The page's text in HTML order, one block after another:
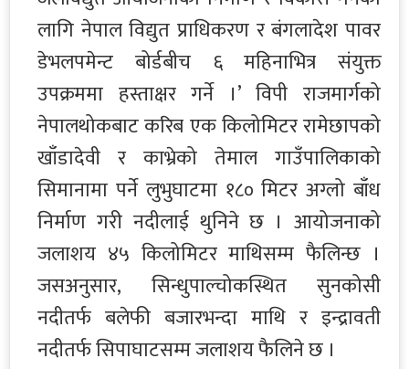
लागि नेपाल विद्युत प्राधिकरण र बंगलादेश पावर
डेभलपमेन्ट बोर्डबीच ६ महिनाभित्र संयुक्त
उपक्रममा हस्ताक्षर गर्ने ।’ विपी राजमार्गको
नेपालथोकबाट करिब एक किलोमिटर रामेछापको
खाँडादेवी र काभ्रेको तेमाल गाउँपालिकाको
सिमानामा पर्ने लुभुघाटमा १८० मिटर अग्लो बाँध
निर्माण गरी नदीलाई थुनिने छ । आयोजनाको
जलाशय ४५ किलोमिटर माथिसम्म फैलिन्छ ।
जसअनुसार, सिन्धुपाल्चोकस्थित सुनकोसी
नदीतर्फ बलेफी बजारभन्दा माथि र इन्द्रावती
नदीतर्फ सिपाघाटसम्म जलाशय फैलिने छ ।